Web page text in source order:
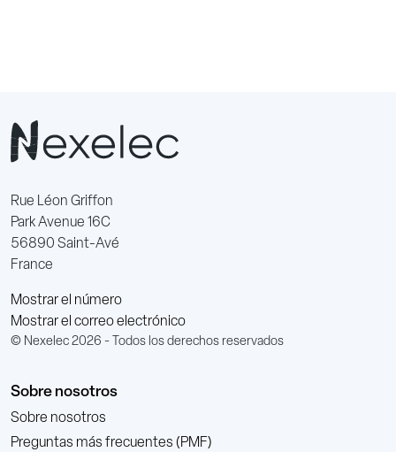
Rue Léon Griffon
Park Avenue 16C
56890 Saint-Avé
France
Mostrar el número
Mostrar el correo electrónico
© Nexelec 2026 - Todos los derechos reservados
Sobre nosotros
Sobre nosotros
Preguntas más frecuentes (PMF)